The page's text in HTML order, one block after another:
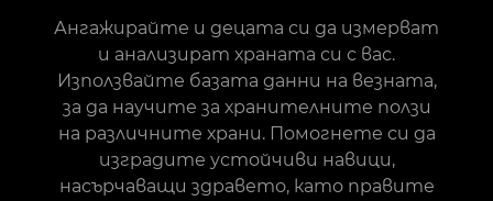
Ангажирайте и децата си да измерват
и анализират храната си с вас.
Използвайте базата данни на везната,
за да научите за хранителните ползи
на различните храни. Помогнете си да
изградите устойчиви навици,
насърчаващи здравето, като правите